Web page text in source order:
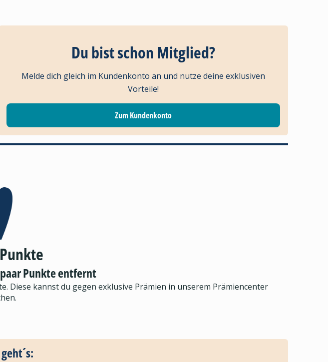
Du bist schon Mitglied?
Melde dich gleich im Kundenkonto an und nutze deine exklusiven
Vorteile!
Zum Kundenkonto
Punkte entfernt
Diese kannst du gegen exklusive Prämien in unserem Prämiencenter